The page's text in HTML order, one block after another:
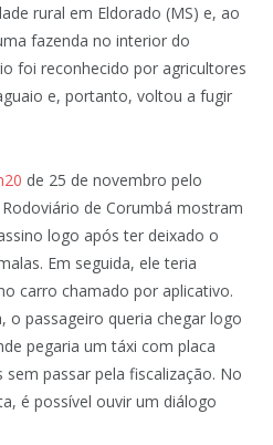
rural em Eldorado (MS) e, ao
fazenda no interior do
foi reconhecido por agricultores
e, portanto, voltou a fugir
de 25 de novembro pelo
de Corumbá mostram
logo após ter deixado o
Em seguida, ele teria
carro chamado por aplicativo.
passageiro queria chegar logo
pegaria um táxi com placa
passar pela fiscalização. No
é possível ouvir um diálogo